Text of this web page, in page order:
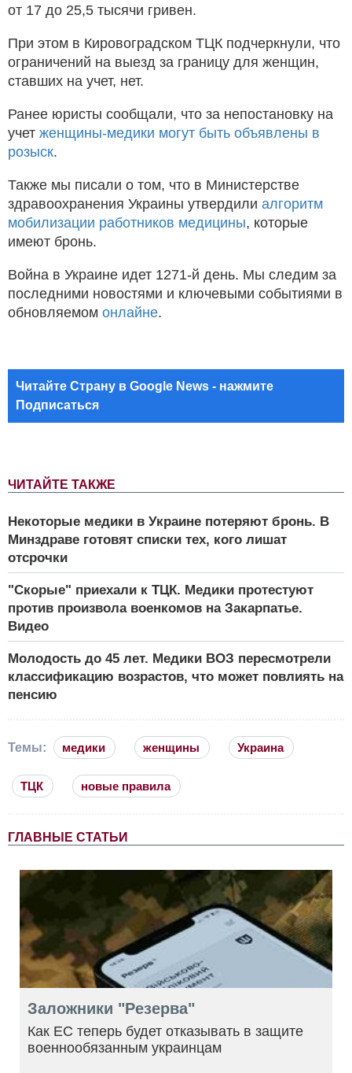
ЧИТАЙТЕ ТАКЖЕ
Некоторые медики в Украине потеряют бронь. В
Минздраве готовят списки тех, кого лишат
отсрочки
"Скорые" приехали к ТЦК. Медики протестуют
против произвола военкомов на Закарпатье.
Видео
Молодость до 45 лет. Медики ВОЗ пересмотрели
классификацию возрастов, что может повлиять на
пенсию
от 17 до 25,5 тысячи гривен.
При этом в Кировоградском ТЦК подчеркнули, что
ограничений на выезд за границу для женщин,
ставших на учет, нет.
Ранее юристы сообщали, что за непостановку на
учет женщины-медики могут быть объявлены в
розыск.
Также мы писали о том, что в Министерстве
здравоохранения Украины утвердили алгоритм
мобилизации работников медицины, которые
имеют бронь.
Война в Украине идет 1271-й день. Мы следим за
последними новостями и ключевыми событиями в
обновляемом онлайне.
Читайте Страну в Google News - нажмите
Подписаться
Темы: медики женщины Украина
ТЦК новые правила
ГЛАВНЫЕ СТАТЬИ
Заложники "Резерва"
Как ЕС теперь будет отказывать в защите
военнообязанным украинцам